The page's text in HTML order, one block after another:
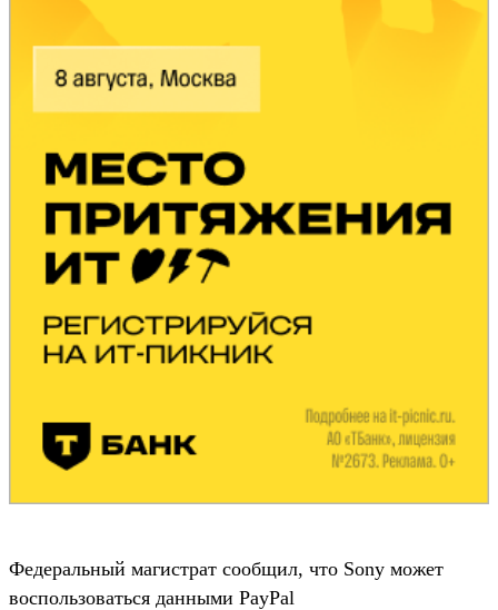
Федеральный магистрат сообщил, что Sony может
воспользоваться данными PayPal